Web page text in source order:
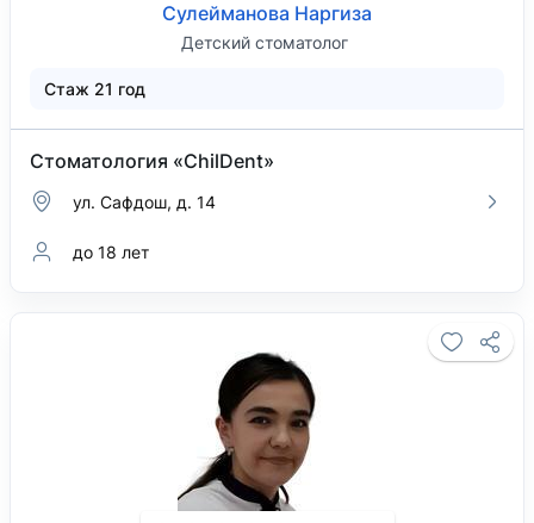
Сулейманова Наргиза
Детский стоматолог
Стаж 21 год
Стоматология «ChilDent»
ул. Сафдош, д. 14
до 18 лет